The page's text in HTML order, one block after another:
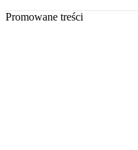
Promowane treści